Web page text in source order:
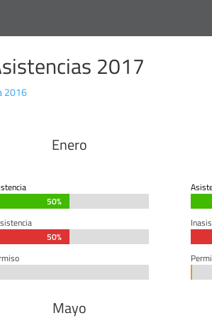
2017
2016
Enero
50%
50%
50%
50%
Mayo